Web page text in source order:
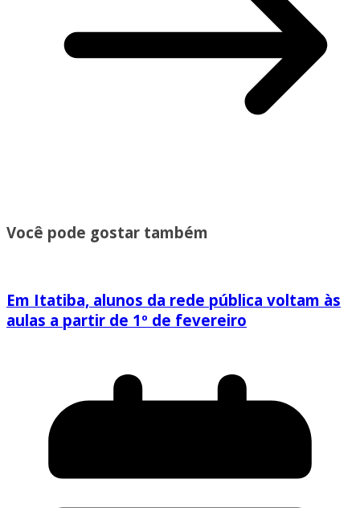
Você pode gostar também
Em Itatiba, alunos da rede pública voltam às
aulas a partir de 1º de fevereiro